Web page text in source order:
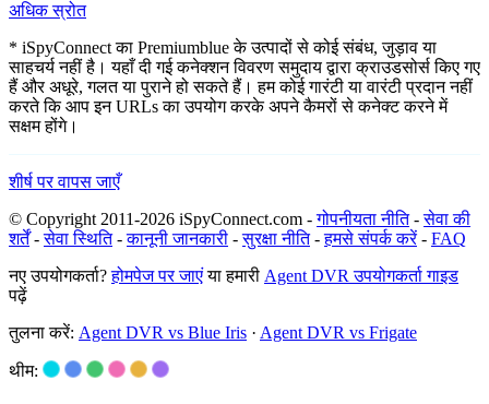
अधिक स्रोत
* iSpyConnect का Premiumblue के उत्पादों से कोई संबंध, जुड़ाव या
साहचर्य नहीं है। यहाँ दी गई कनेक्शन विवरण समुदाय द्वारा क्राउडसोर्स किए गए
हैं और अधूरे, गलत या पुराने हो सकते हैं। हम कोई गारंटी या वारंटी प्रदान नहीं
करते कि आप इन URLs का उपयोग करके अपने कैमरों से कनेक्ट करने में
सक्षम होंगे।
शीर्ष पर वापस जाएँ
© Copyright 2011-2026 iSpyConnect.com -गोपनीयता नीति-सेवा की
शर्तें-सेवा स्थिति-कानूनी जानकारी -सुरक्षा नीति-हमसे संपर्क करें- FAQ
नए उपयोगकर्ता?होमपेज पर जाएंया हमारी Agent DVR उपयोगकर्ता गाइड
पढ़ें
तुलना करें: Agent DVR vs Blue Iris · Agent DVR vs Frigate
थीम: